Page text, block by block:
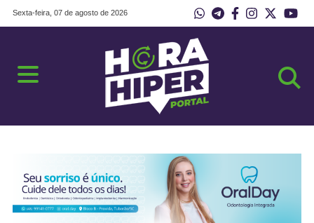
Sexta-feira, 07 de agosto de 2026